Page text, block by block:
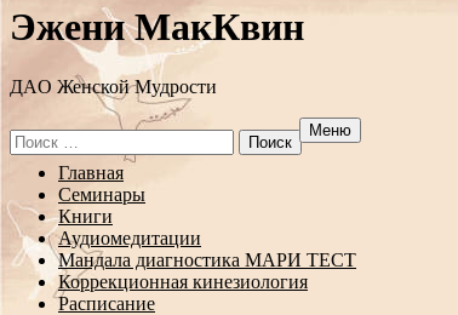
Эжени МакКвин
ДAO Женской Мудрости
Search
for:
Меню
Перейти
содержанию
Главная
Семинары
Книги
Аудиомедитации
Мандала диагностика МАРИ ТЕСТ
Коррекционная кинезиология
Расписание